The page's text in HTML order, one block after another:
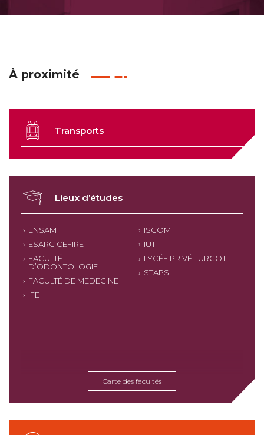
À proximité
Transports
Lieux d’études
ENSAM
ESARC CEFIRE
FACULTÉ
D’ODONTOLOGIE
FACULTÉ DE MEDECINE
IFE
ISCOM
IUT
LYCÉE PRIVÉ TURGOT
STAPS
Carte des facultés